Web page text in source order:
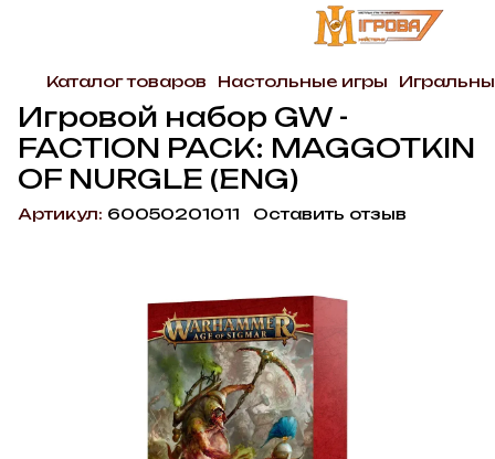
Каталог товаров Настольные игры
Игровой набор GW -
FACTION PACK: MAGGOTKIN
OF NURGLE (ENG)
Артикул: 60050201011 Оставить отзыв